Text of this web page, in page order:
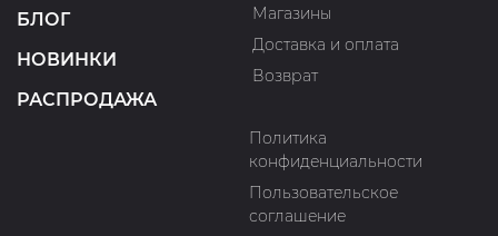
БЛОГ
НОВИНКИ
РАСПРОДАЖА
Магазины
Доставка и оплата
Возврат
Политика
конфиденциальности
Пользовательское
соглашение